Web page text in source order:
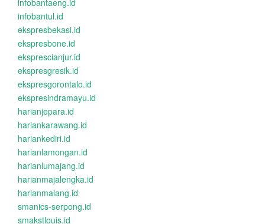
infobantaeng.id
infobantul.id
ekspresbekasi.id
ekspresbone.id
eksprescianjur.id
ekspresgresik.id
ekspresgorontalo.id
ekspresindramayu.id
harianjepara.id
hariankarawang.id
hariankediri.id
harianlamongan.id
harianlumajang.id
harianmajalengka.id
harianmalang.id
smanics-serpong.id
smakstlouis.id